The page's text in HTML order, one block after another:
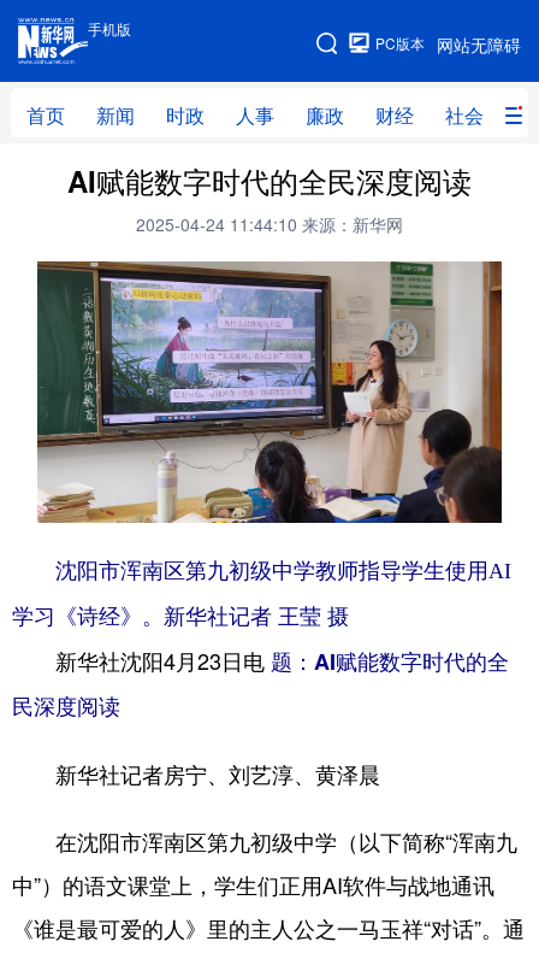
手机版
网站无障碍
PC版本
首页 新闻 时政 人事 廉政 财经 社会 科
手机版
网站地图
首页 新闻 时政 人事
财经 社会
文化 教育 健康
体育 视频
地方频道
北京 天津 河北 山西
辽宁 吉林 上海 江苏
浙江 安徽 福建 江西
山东 河南 湖北
广东 海南 重庆
陕西 甘肃 青海
新疆 内蒙古 黑龙江
多语种频道
AI赋能数字时代的全民深度阅读
2025-04-24 11:44:10 来源：新华网
沈阳市浑南区第九初级中学教师指导学生使用AI
学习《诗经》。新华社记者 王莹 摄
新华社沈阳4月23日电 题：AI赋能数字时代的全
民深度阅读
新华社记者房宁、刘艺淳、黄泽晨
在沈阳市浑南区第九初级中学（以下简称“浑南九
中”）的语文课堂上，学生们正用AI软件与战地通讯
《谁是最可爱的人》里的主人公之一马玉祥“对话”。通